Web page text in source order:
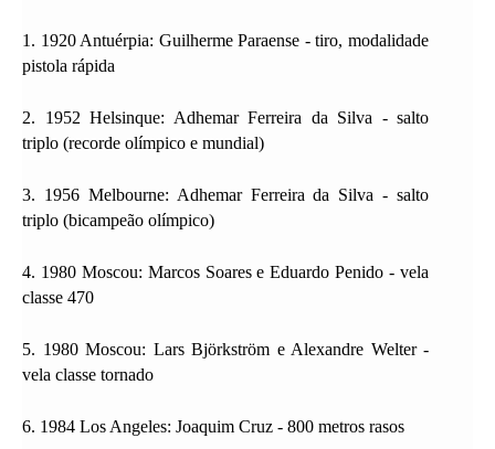
1. 1920 Antuérpia: Guilherme Paraense - tiro, modalidade
pistola rápida
2. 1952 Helsinque: Adhemar Ferreira da Silva - salto
triplo (recorde olímpico e mundial)
3. 1956 Melbourne: Adhemar Ferreira da Silva - salto
triplo (bicampeão olímpico)
4. 1980 Moscou: Marcos Soares e Eduardo Penido - vela
classe 470
5. 1980 Moscou: Lars Björkström e Alexandre Welter -
vela classe tornado
6. 1984 Los Angeles: Joaquim Cruz - 800 metros rasos